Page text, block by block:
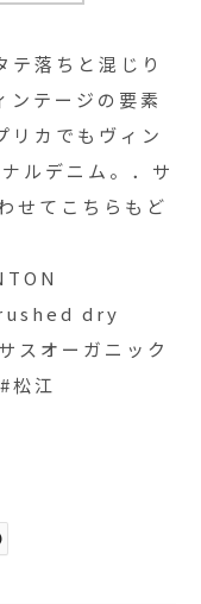
テ落ちと混じり
ンテージの要素
リカでもヴィン
ルデニム。．サ
せてこちらもど
dry
オーガニック
松江